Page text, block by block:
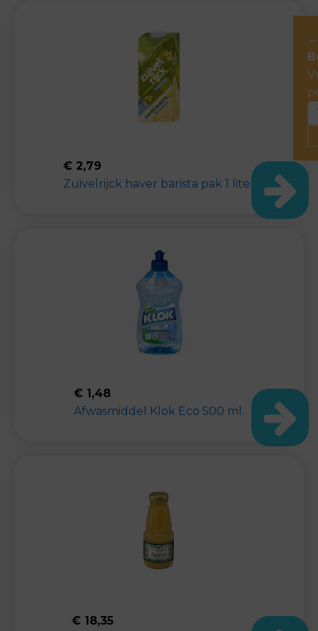
€ 2,79
Zuivelrijck haver barista pak 1 liter
€ 1,48
Afwasmiddel Klok Eco 500 ml.
€ 18,35
←